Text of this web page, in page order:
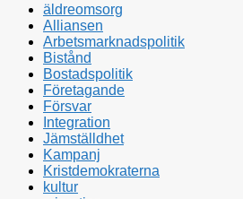
äldreomsorg
Alliansen
Arbetsmarknadspolitik
Bistånd
Bostadspolitik
Företagande
Försvar
Integration
Jämställdhet
Kampanj
Kristdemokraterna
kultur